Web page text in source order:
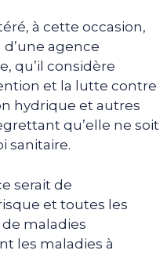
à cette occasion,
agence
qu’il considère
et la lutte contre
hydrique et autres
qu’elle ne soit
sanitaire.
serait de
et toutes les
maladies
les maladies à